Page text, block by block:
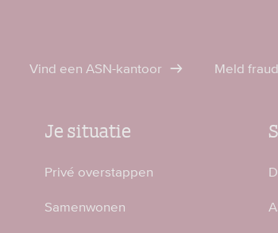
Vind een ASN-kantoor Meld
Je situatie
Privé overstappen
Samenwonen